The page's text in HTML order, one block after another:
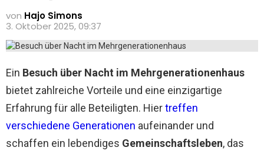
von Hajo Simons
3. Oktober 2025, 09:37
Ein Besuch über Nacht im Mehrgenerationenhaus
bietet zahlreiche Vorteile und eine einzigartige
Erfahrung für alle Beteiligten. Hiertreffen
verschiedene Generationen aufeinander und
schaffen ein lebendiges Gemeinschaftsleben, das